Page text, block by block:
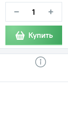
− +
Купить